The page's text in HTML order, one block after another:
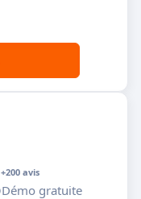
+200 avis
Démo gratuite